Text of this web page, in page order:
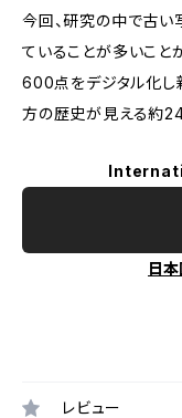
今回、研究の中で古い
ていることが多いこと
600点をデジタル化し
方の歴史が見える約
日
レビュー